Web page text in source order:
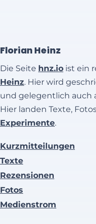
Florian Heinz
Die Seite hnz.io ist ein
Heinz. Hier wird
und gelegentlich auch
Hier landen Texte,
Experimente.
Kurzmitteilungen
Texte
Rezensionen
Fotos
Medienstrom